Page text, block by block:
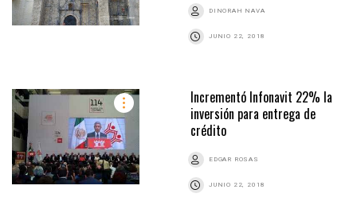
DINORAH NAVA
JUNIO 22, 2018
Incrementó Infonavit 22% la
inversión para entrega de
crédito
EDGAR ROSAS
JUNIO 22, 2018